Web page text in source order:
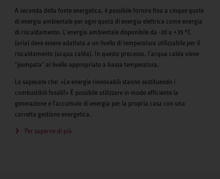
A seconda della fonte energetica, è possibile fornire fino a cinque quote
di energia ambientale per ogni quota di energia elettrica come energia
di riscaldamento. L'energia ambientale disponibile da -20 a +35 °C
(aria) deve essere adattata a un livello di temperatura utilizzabile per il
riscaldamento (acqua calda). In questo processo, l'acqua calda viene
"pompata" al livello appropriato a bassa temperatura.
Lo sapevate che: «Le energie rinnovabili stanno sostituendo i
combustibili fossili!» È possibile utilizzare in modo efficiente la
generazione e l'accumulo di energia per la propria casa con una
corretta gestione energetica.
Per saperne di più